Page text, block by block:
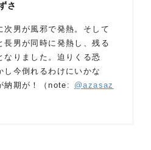
さ
次男が風邪で発熱。そして
長男が同時に発熱し、残る
なりました。迫りくる恐
今倒れるわけにいかな
納期が！（note:
@azasaz